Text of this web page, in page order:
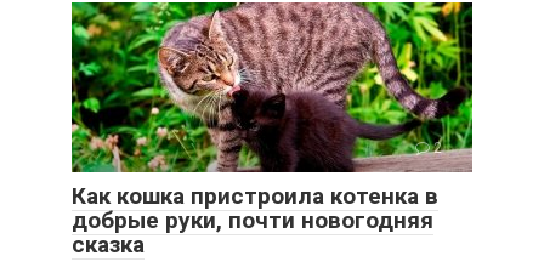
2
Как кошка пристроила котенка в
добрые руки, почти новогодняя
сказка